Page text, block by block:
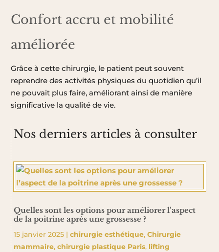
Confort accru et mobilité
améliorée
Grâce à cette chirurgie, le patient peut souvent
reprendre des activités physiques du quotidien qu’il
ne pouvait plus faire, améliorant ainsi de manière
significative la qualité de vie.
Nos derniers articles à consulter
Quelles sont les options pour améliorer l’aspect
de la poitrine après une grossesse ?
15 janvier 2025| chirurgie esthétique, Chirurgie
mammaire, chirurgie plastique Paris, lifting